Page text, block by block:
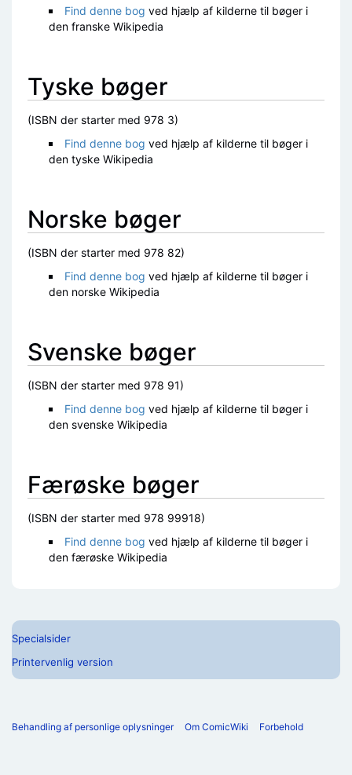
Find denne bog ved hjælp af kilderne til bøger i
den franske Wikipedia
Tyske bøger
(ISBN der starter med 978 3)
Find denne bog ved hjælp af kilderne til bøger i
den tyske Wikipedia
Norske bøger
(ISBN der starter med 978 82)
Find denne bog ved hjælp af kilderne til bøger i
den norske Wikipedia
Svenske bøger
(ISBN der starter med 978 91)
Find denne bog ved hjælp af kilderne til bøger i
den svenske Wikipedia
Færøske bøger
(ISBN der starter med 978 99918)
Find denne bog ved hjælp af kilderne til bøger i
den færøske Wikipedia
Specialsider
Printervenlig version
Behandling af personlige oplysninger Om ComicWiki Forbehold